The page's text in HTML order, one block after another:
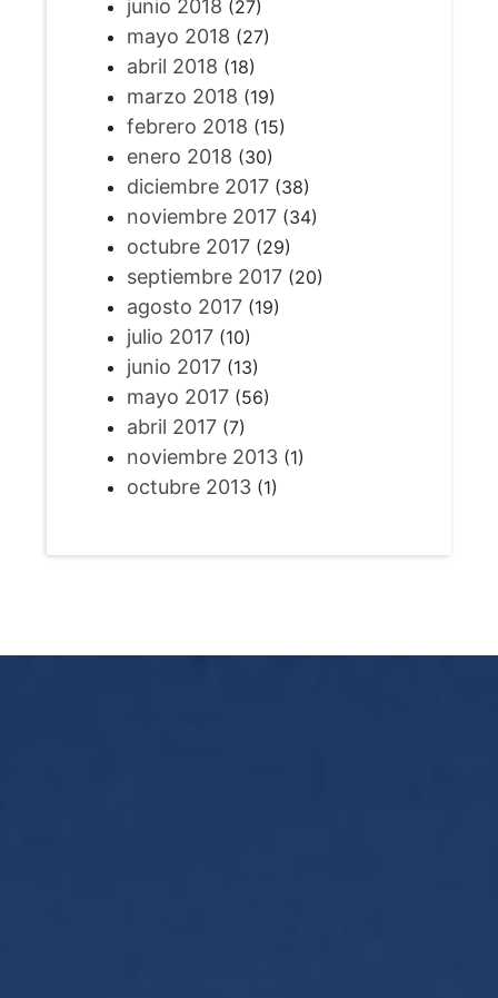
junio 2018 (27)
mayo 2018 (27)
abril 2018 (18)
marzo 2018 (19)
febrero 2018 (15)
enero 2018 (30)
diciembre 2017(38)
noviembre 2017(34)
octubre 2017(29)
septiembre 2017(20)
agosto 2017(19)
julio 2017(10)
junio 2017(13)
mayo 2017(56)
abril 2017(7)
noviembre 2013(1)
octubre 2013(1)